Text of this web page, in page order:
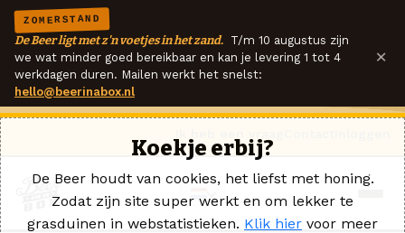
ZOMERSTAND
De Beer ligt met z'n voetjes in het zand. T/m 10 augustus zijn
we wat minder goed bereikbaar en kan je levering 1 tot 4
werkdagen duren. Mailen werkt het snelst:
hello@beerinabox.nl
×
Koekje erbij?
De Beer houdt van cookies, het liefst met honing.
Zodat zijn site super werkt en om lekker te
grasduinen in webstatistieken. Klik hier voor meer